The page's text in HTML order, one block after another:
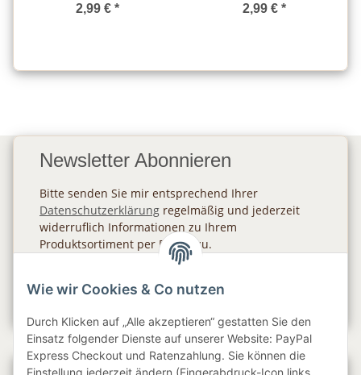
2,99 € * 2,99 € *
Newsletter Abonnieren
Bitte senden Sie mir entsprechend Ihrer
Datenschutzerklärung regelmäßig und jederzeit
widerruflich Informationen zu Ihrem
Produktsortiment per E-Mail zu.
Wie wir Cookies & Co nutzen
Durch Klicken auf „Alle akzeptieren“ gestatten Sie den
Einsatz folgender Dienste auf unserer Website: PayPal
Express Checkout und Ratenzahlung. Sie können die